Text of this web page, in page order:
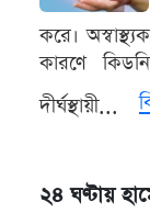
করে।
কারণে
দীর্ঘস্থায়ী...
২৪ ঘণ্টায়